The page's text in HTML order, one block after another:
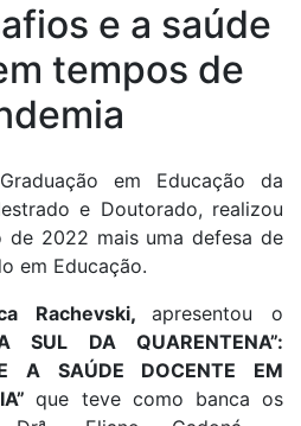
e a saúde
tempos de
em Educação da
e Doutorado, realizou
de 2022 mais uma defesa de
em Educação.
Rachevski, apresentou o
SUL DA QUARENTENA”:
A SAÚDE DOCENTE EM
que teve como banca os